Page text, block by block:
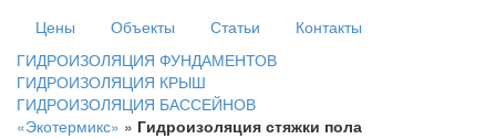
Цены
Объекты Статьи
Контакты
ГИДРОИЗОЛЯЦИЯ ФУНДАМЕНТОВ
ГИДРОИЗОЛЯЦИЯ КРЫШ
ГИДРОИЗОЛЯЦИЯ БАССЕЙНОВ
«Экотермикс» » Гидроизоляция стяжки пола